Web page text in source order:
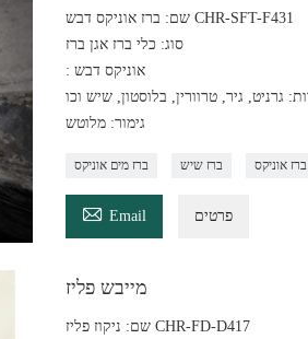
שם: ברז אוניקס דבש CHR-SFT-F431
סוג: כלי ברז אגן ברז
: אוניקס דבש
גימור: מלוטש
ברז מים אוניקס ברז שיש ברז אוניקס
 Email פרטים
מייבש פליז
שם: ניקוז פליז CHR-FD-D417